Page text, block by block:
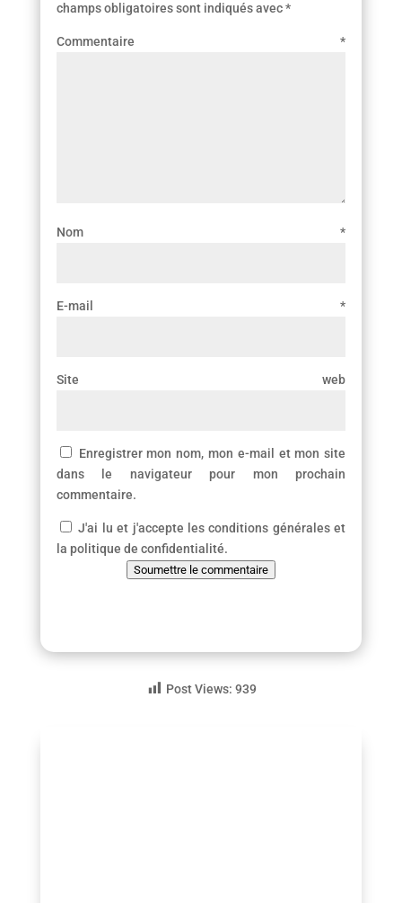
champs obligatoires sont indiqués avec*
Commentaire*
Nom*
E-mail*
Site web
Enregistrer mon nom, mon e-mail et mon site
dans le navigateur pour mon prochain
commentaire.
J'ai lu et j'accepte les conditions générales et
la politique de confidentialité.
Soumettre le commentaire
Post Views: 939